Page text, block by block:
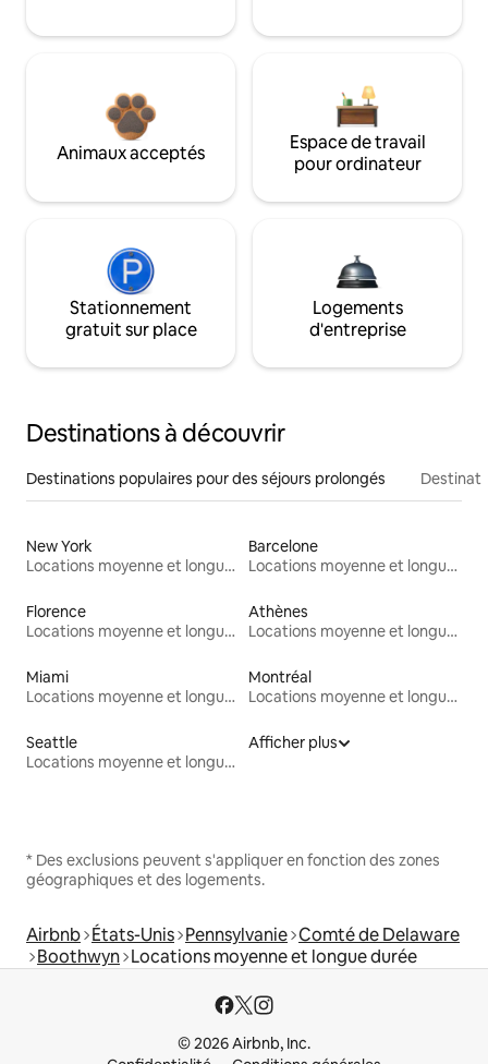
Animaux acceptés
Espace de travail
pour ordinateur
Stationnement
gratuit sur place
Logements
d'entreprise
Destinations à découvrir
Destinations populaires pour des séjours prolongés
New York
Locations moyenne et longue durée
Barcelone
Locations moyenne et longue durée
Florence
Locations moyenne et longue durée
Athènes
Locations moyenne et longue durée
Miami
Locations moyenne et longue durée
Montréal
Locations moyenne et longue durée
Seattle
Locations moyenne et longue durée
Afficher plus
* Des exclusions peuvent s'appliquer en fonction des zones
géographiques et des logements.
Airbnb États-Unis Pennsylvanie Comté de Delaware
Boothwyn Locations moyenne et longue durée
© 2026 Airbnb, Inc.